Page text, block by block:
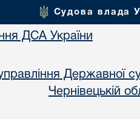
Судова влада
ДСА України
Державної
Чернiвецькій